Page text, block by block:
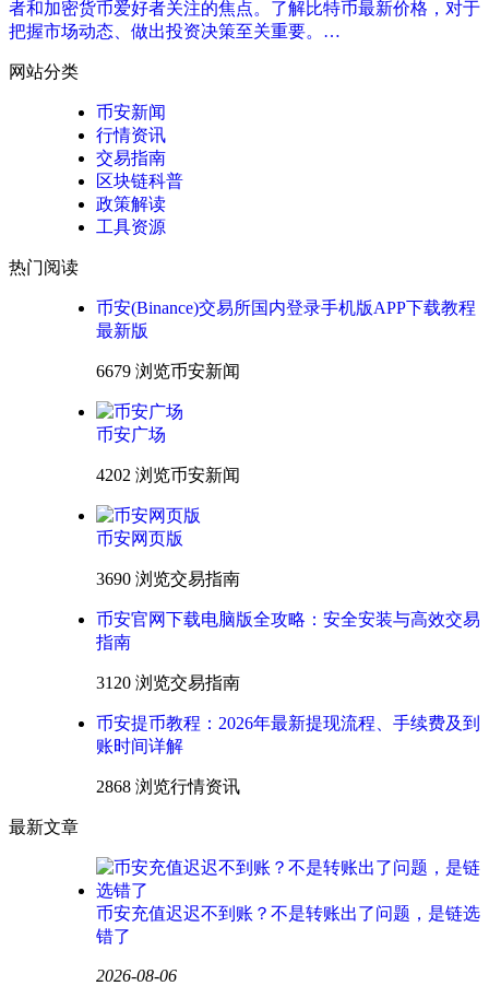
者和加密货币爱好者关注的焦点。了解比特币最新价格，对于
把握市场动态、做出投资决策至关重要。…
网站分类
币安新闻
行情资讯
交易指南
区块链科普
政策解读
工具资源
热门阅读
币安(Binance)交易所国内登录手机版APP下载教程
最新版
6679 浏览币安新闻
币安广场
4202 浏览币安新闻
币安网页版
3690 浏览交易指南
币安官网下载电脑版全攻略：安全安装与高效交易
指南
3120 浏览交易指南
币安提币教程：2026年最新提现流程、手续费及到
账时间详解
2868 浏览行情资讯
最新文章
币安充值迟迟不到账？不是转账出了问题，是链选
错了
2026-08-06